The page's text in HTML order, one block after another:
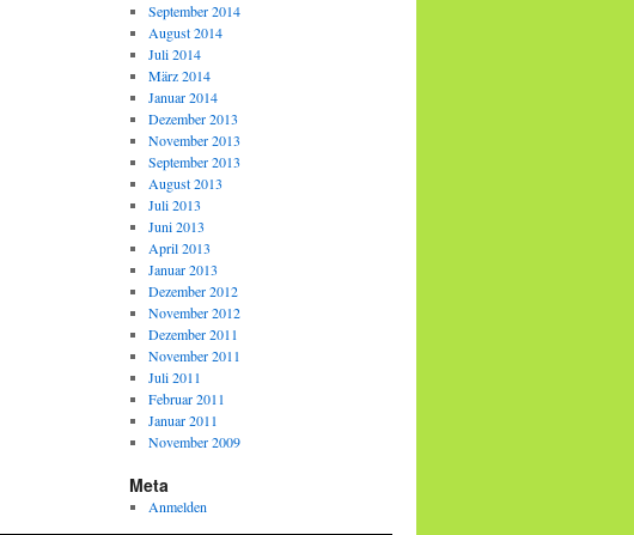
September 2014
August 2014
Juli 2014
März 2014
Januar 2014
Dezember 2013
November 2013
September 2013
August 2013
Juli 2013
Juni 2013
April 2013
Januar 2013
Dezember 2012
November 2012
Dezember 2011
November 2011
Juli 2011
Februar 2011
Januar 2011
November 2009
Meta
Anmelden